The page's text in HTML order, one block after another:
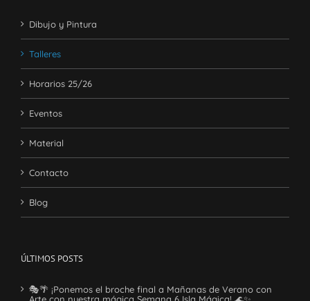
Dibujo y Pintura
Talleres
Horarios 25/26
Eventos
Material
Contacto
Blog
ÚLTIMOS POSTS
🎭🌴 ¡Ponemos el broche final a Mañanas de Verano con
Arte con nuestra mágica Semana 6 Isla Mágica! 🌊✨